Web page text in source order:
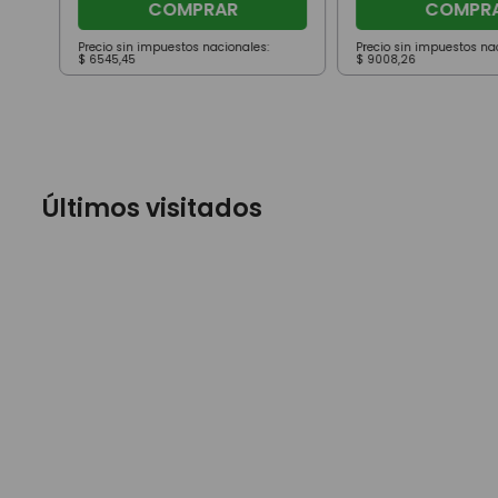
COMPRAR
Precio sin impuestos nacionales:
$ 6545,45
Precio sin impuestos
$ 9008,26
Últimos visitados